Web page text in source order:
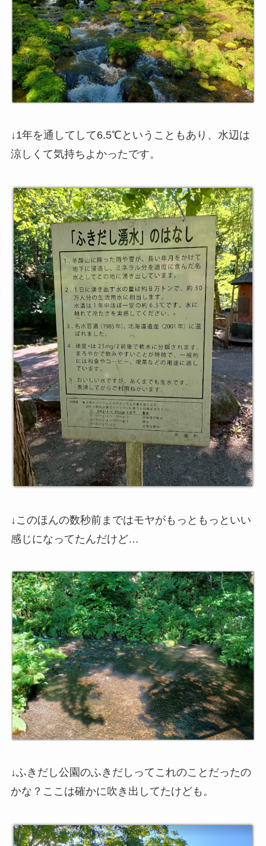
↓1年を通してして6.5℃ということもあり、水辺は
涼しくて気持ちよかったです。
↓このほんの数秒前まではモヤがもっともっといい
感じになってたんだけど…
↓ふきだし公園のふきだしってこれのことだったの
かな？ここは確かに吹き出してたけども。